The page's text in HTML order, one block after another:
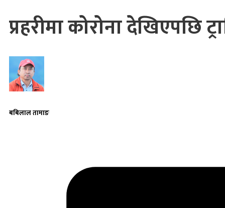
प्रहरीमा कोरोना देखिएपछि
बबिलाल तामाङ